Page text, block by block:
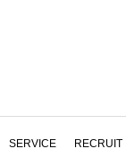
SERVICE RECRUIT